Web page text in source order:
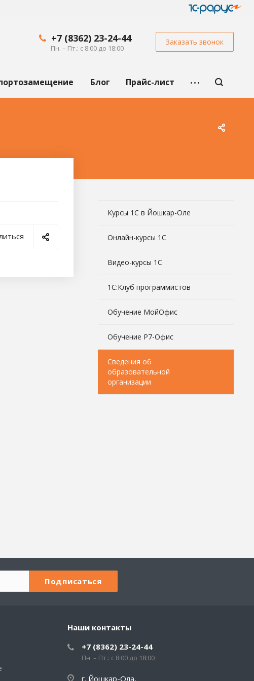
+7 (8362) 23-24-44
Пн. – Пт.: с 8:00 до 18:00
Заказать звонок
Блог Прайс-лист
Курсы 1С в Йошкар-Оле
Онлайн-курсы 1С
Видео-курсы 1С
1С:Клуб программистов
Обучение МойОфис
Обучение Р7-Офис
Сведения об
образовательной
организации
Наши контакты
+7 (8362) 23-24-44
Пн. – Пт.: с 8:00 до 18:00
г. Йошкар-Ола,